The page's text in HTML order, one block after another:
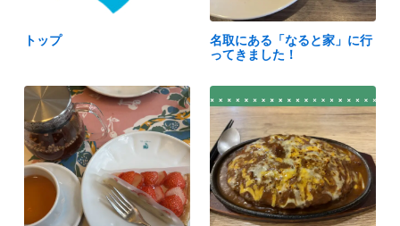
トップ
名取にある「なると家」に行
ってきました！